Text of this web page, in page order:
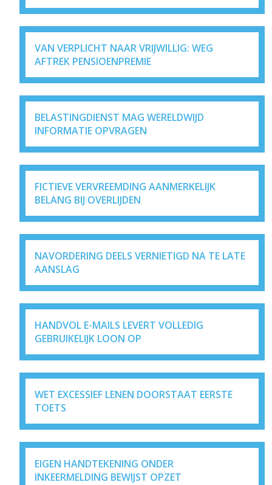
VAN VERPLICHT NAAR VRIJWILLIG: WEG
AFTREK PENSIOENPREMIE
BELASTINGDIENST MAG WERELDWIJD
INFORMATIE OPVRAGEN
FICTIEVE VERVREEMDING AANMERKELIJK
BELANG BIJ OVERLIJDEN
NAVORDERING DEELS VERNIETIGD NA TE LATE
AANSLAG
HANDVOL E-MAILS LEVERT VOLLEDIG
GEBRUIKELIJK LOON OP
WET EXCESSIEF LENEN DOORSTAAT EERSTE
TOETS
EIGEN HANDTEKENING ONDER
INKEERMELDING BEWIJST OPZET